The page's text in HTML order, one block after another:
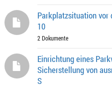
Parkplatzsituation vor
10
2 Dokumente
Einrichtung eines
Sicherstellung von
S